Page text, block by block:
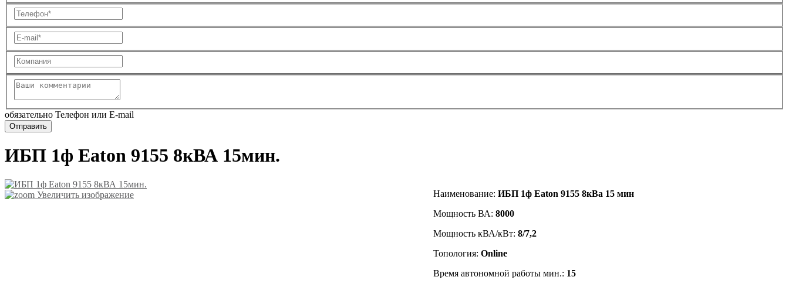
обязательно Телефон или E-mail
ИБП 1ф Eaton 9155 8кВА 15мин.
Увеличить изображение Наименование:ИБП 1ф Eaton 9155 8кВа 15 мин
Мощность ВА:8000
Мощность кВА/кВт:8/7,2
Топология:Online
Время автономной работы мин.: 15